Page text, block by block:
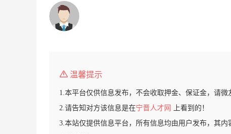
温馨提示
1.本平台仅供信息发布，不会收取押金、保证金，请微
2.请告知对方该信息是在宁晋人才网
上看到的！
3.本站仅提供信息平台，所有信息均由用户发布，其